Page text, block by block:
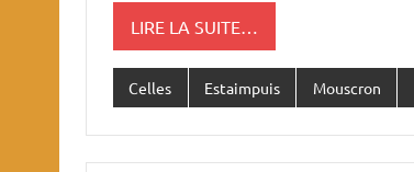
LIRE LA SUITE…
Celles Estaimpuis Mouscron